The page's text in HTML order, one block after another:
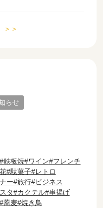
＞＞
らせ
鉄板焼 ワイン フレンチ
駄菓子 レトロ
ー 旅行 ビジネス
タ カクテル 串揚げ
蕎麦 焼き鳥